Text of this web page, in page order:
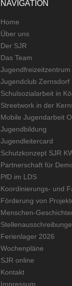
NAVIGATION
Home
Über uns
Der SJR
Das Team
Jugendclub Zernsdorf
Schulsozialarbeit in
Streetwork in der
Mobile Jugendarbeit
Jugendbildung
Jugendleitercard
Schutzkonzept SJR
Partnerschaft für
PfD im LDS
Koordinierungs- und
Förderung von
Menschen-
Ferienlager 2026
Wochenpläne
SJR online
Kontakt
Impressum